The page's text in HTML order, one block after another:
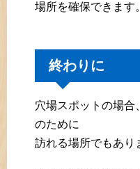
場所を確保できます。
終わりに
穴場スポットの場合
のために
訪れる場所でもあり